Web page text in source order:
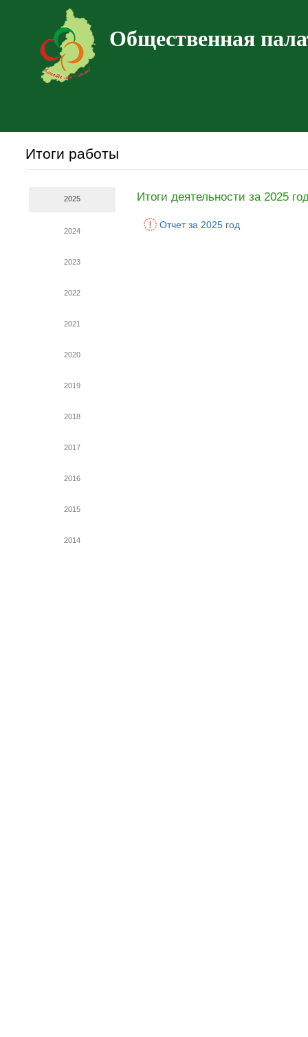
Общественная
Итоги работы
2025
2024
2023
2022
2021
2020
2019
2018
2017
2016
2015
2014
Итоги деятельности за 2025
Отчет за 2025 год